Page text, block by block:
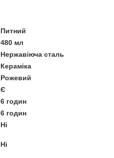
Питний
480 мл
Нержавіюча сталь
Кераміка
Рожевий
Є
6 годин
6 годин
Ні
Ні